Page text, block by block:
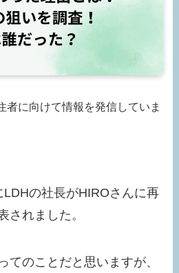
に向けて情報を発信していま
の社長がHIROさんに再
されました。
てのことだと思いますが、